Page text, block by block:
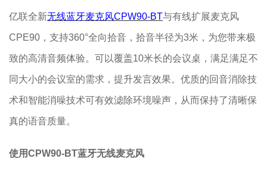
亿联全新无线蓝牙麦克风CPW90-BT与有线扩展麦克风
CPE90，支持360°全向拾音，拾音半径为3米，为您带来极
致的高清音频体验。可以覆盖10米长的会议桌，满足满足不
同大小的会议室的需求，提升发言效果。优质的回音消除技
术和智能消噪技术可有效滤除环境噪声，从而保持了清晰保
真的语音质量。
使用CPW90-BT蓝牙无线麦克风